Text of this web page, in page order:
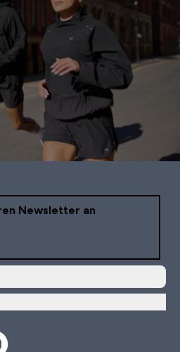
Newsletter an